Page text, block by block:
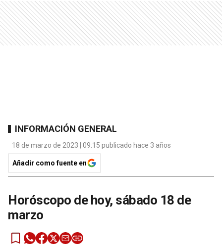
INFORMACIÓN GENERAL
18 de marzo de 2023 | 09:15 publicado hace 3 años
Añadir como fuente en
Horóscopo de hoy, sábado 18 de
marzo